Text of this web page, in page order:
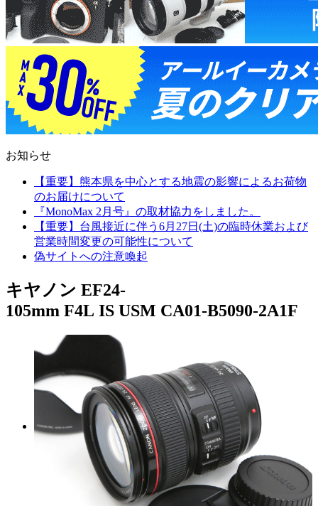
お知らせ
【重要】熊本県を中心とする地震の影響によるお荷物
のお届けについて
『MonoMax 2月号』の取材協力をしました。
【重要】台風接近に伴う6月27日(土)の臨時休業および
営業時間変更の可能性について
偽サイトへの注意喚起
キヤノン EF24-
105mm F4L IS USM CA01-B5090-2A1F